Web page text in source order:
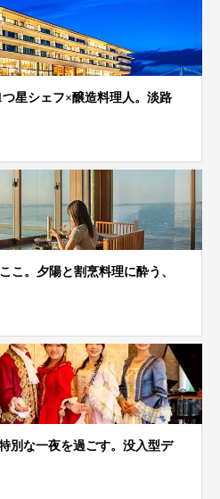
つ星シェフ×醸造料理人。淡路
こ。夕陽と割烹料理に酔う、
別な一夜を過ごす。没入型デ